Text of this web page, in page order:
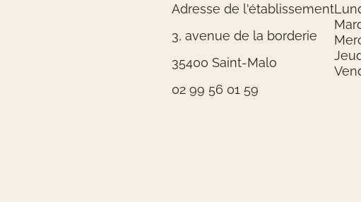
Adresse de l'établissement
3, avenue de la borderie
35400 Saint-Malo
02 99 56 01 59